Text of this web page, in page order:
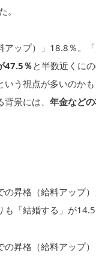
ップ）」18.8％。
47.5％と半数近くに
う視点が多いのかも
景には、 年金など
の昇格（給料アップ
「結婚する」が
昇格（給料アップ